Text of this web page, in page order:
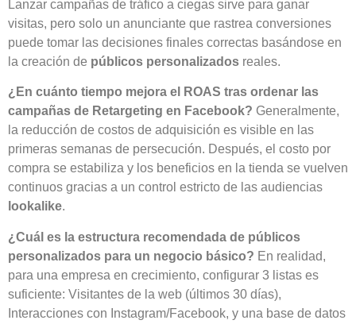
Lanzar campañas de tráfico a ciegas sirve para ganar
visitas, pero solo un anunciante que rastrea conversiones
puede tomar las decisiones finales correctas basándose en
la creación de públicos personalizados reales.
¿En cuánto tiempo mejora el ROAS tras ordenar las
campañas de Retargeting en Facebook? Generalmente,
la reducción de costos de adquisición es visible en las
primeras semanas de persecución. Después, el costo por
compra se estabiliza y los beneficios en la tienda se vuelven
continuos gracias a un control estricto de las audiencias
lookalike.
¿Cuál es la estructura recomendada de públicos
personalizados para un negocio básico? En realidad,
para una empresa en crecimiento, configurar 3 listas es
suficiente: Visitantes de la web (últimos 30 días),
Interacciones con Instagram/Facebook, y una base de datos